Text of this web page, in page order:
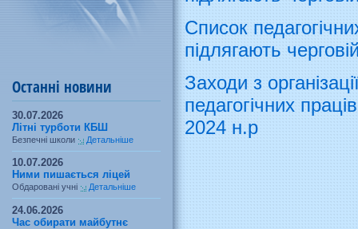
Останні новини
30.07.2026
Літні турботи КБШ
Безпечні школи Детальніше
10.07.2026
Ними пишається ліцей
Обдаровані учні Детальніше
24.06.2026
Час обирати майбутнє
Список
підлягають
Заходи з
педагогічних
2024 н.р